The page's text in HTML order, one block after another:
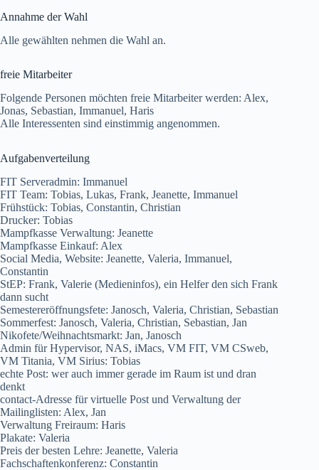
Annahme der Wahl
Alle gewählten nehmen die Wahl an.
freie Mitarbeiter
Folgende Personen möchten freie Mitarbeiter werden: Alex,
Jonas, Sebastian, Immanuel, Haris
Alle Interessenten sind einstimmig angenommen.
Aufgabenverteilung
FIT Serveradmin: Immanuel
FIT Team: Tobias, Lukas, Frank, Jeanette, Immanuel
Frühstück: Tobias, Constantin, Christian
Drucker: Tobias
Mampfkasse Verwaltung: Jeanette
Mampfkasse Einkauf: Alex
Social Media, Website: Jeanette, Valeria, Immanuel,
Constantin
StEP: Frank, Valerie (Medieninfos), ein Helfer den sich Frank
dann sucht
Semestereröffnungsfete: Janosch, Valeria, Christian, Sebastian
Sommerfest: Janosch, Valeria, Christian, Sebastian, Jan
Nikofete/Weihnachtsmarkt: Jan, Janosch
Admin für Hypervisor, NAS, iMacs, VM FIT, VM CSweb,
VM Titania, VM Sirius: Tobias
echte Post: wer auch immer gerade im Raum ist und dran
denkt
contact-Adresse für virtuelle Post und Verwaltung der
Mailinglisten: Alex, Jan
Verwaltung Freiraum: Haris
Plakate: Valeria
Preis der besten Lehre: Jeanette, Valeria
Fachschaftenkonferenz: Constantin